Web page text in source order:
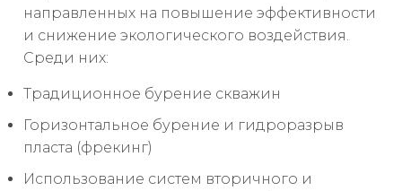
направленных на повышение эффективности
и снижение экологического воздействия.
Среди них:
Традиционное бурение скважин
Горизонтальное бурение и гидроразрыв
пласта (фрекинг)
Использование систем вторичного и